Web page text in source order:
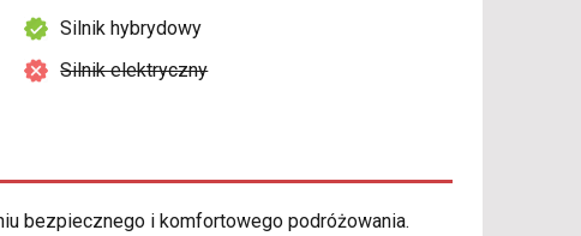
Silnik hybrydowy
Silnik elektryczny
bezpiecznego i komfortowego podróżowania.